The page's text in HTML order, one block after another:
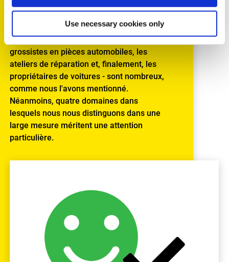
Use necessary cookies only
Les avantages de l'utilisation de nos
services et de nos pièces - pour les
grossistes en pièces automobiles, les
ateliers de réparation et, finalement, les
propriétaires de voitures - sont nombreux,
comme nous l'avons mentionné.
Néanmoins, quatre domaines dans
lesquels nous nous distinguons dans une
large mesure méritent une attention
particulière.